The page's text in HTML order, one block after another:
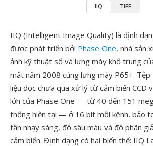
IIQ TIFF
IIQ (Intelligent Image Quality) là định
được phát triển bởi Phase One, nhà sản
ảnh kỹ thuật số và lưng máy khổ trung
mắt năm 2008 cùng lưng máy P65+.
liệu đọc chưa qua xử lý từ cảm biến CCD
lớn của Phase One — từ 40 đến 151
thống hiện tại — ở 16 bit mỗi kênh, bảo
tần nhạy sáng, độ sâu màu và độ phân
cảm biến. Định dạng có hai biến thể: IIQ